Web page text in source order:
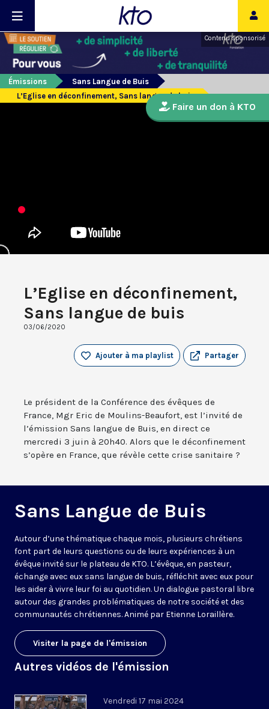
Contenu sponsorisé
Émissions
Sans Langue de Buis
L’Eglise en déconfinement, Sans langue de buis
L’Eglise en déconfinement,
Sans langue de buis
03/06/2020
Partager
Ajouter à ma playlist
Le président de la Conférence des évêques de
France, Mgr Eric de Moulins-Beaufort, est l’invité de
l’émission Sans langue de Buis, en direct ce
mercredi 3 juin à 20h40. Alors que le déconfinement
s’opère en France, que révèle cette crise sanitaire ?
Sans Langue de Buis
Autour d’une thématique chaque mois, plusieurs chrétiens
font part de leurs questions ou de leurs expériences à un
évêque invité sur le plateau de KTO. L’évêque, en pasteur,
échange avec eux sans langue de buis, réfléchit avec eux pour
les aider à vivre leur foi au quotidien. Un dialogue pastoral libre
autour des grandes problématiques de notre société et des
communautés chrétiennes. Animé par Etienne Loraillère.
Visiter la page de l'émission
Autres vidéos de l'émission
Vendredi 17 mai 2024
Faire un don à KTO